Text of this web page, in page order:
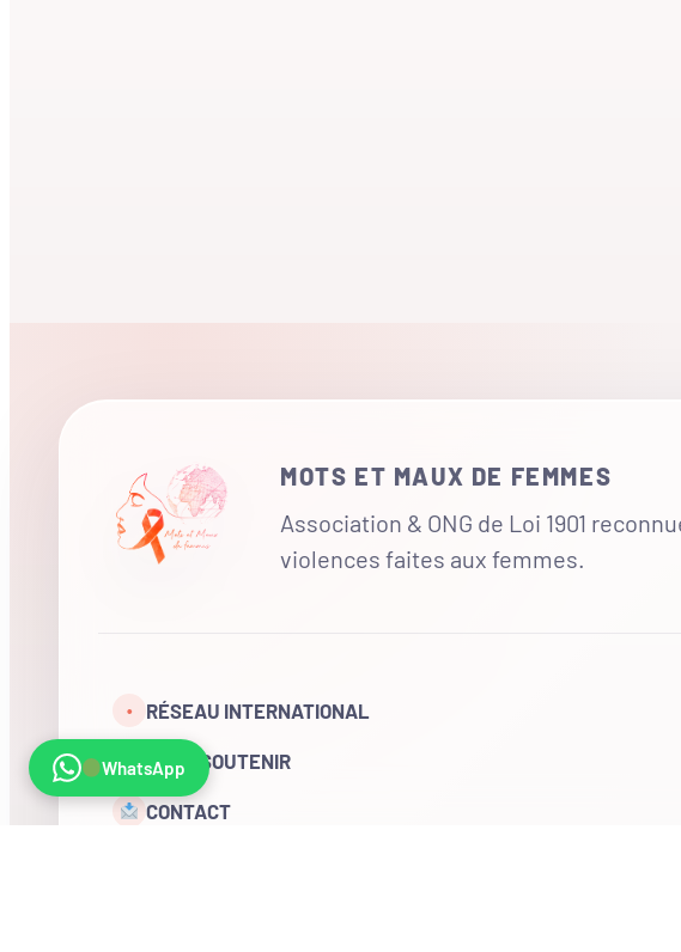
MOTS ET MAUX DE FEMMES
Association & ONG de Loi 1901
violences faites aux femmes.
• RÉSEAU INTERNATIONAL
NOUS SOUTENIR
CONTACT
WhatsApp